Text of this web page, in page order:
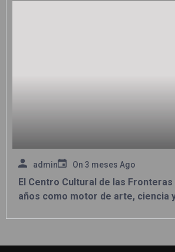
admin On 3 meses Ago
El Centro Cultural de las
años como motor de arte, ciencia